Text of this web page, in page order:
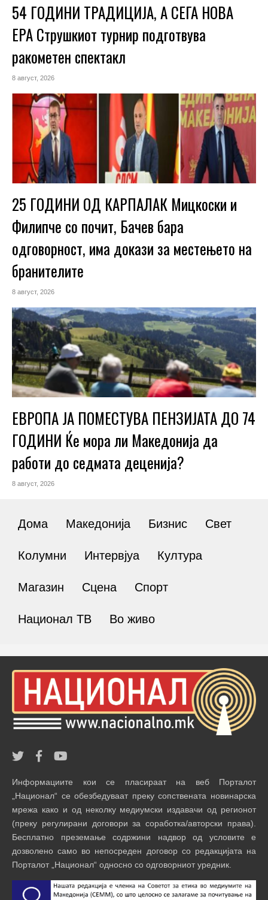
54 ГОДИНИ ТРАДИЦИЈА, А СЕГА НОВА
ЕРА Струшкиот турнир подготвува
ракометен спектакл
8 август, 2026
25 ГОДИНИ ОД КАРПАЛАК Мицкоски и
Филипче со почит, Бачев бара
одговорност, има докази за местењето на
бранителите
8 август, 2026
ЕВРОПА ЈА ПОМЕСТУВА ПЕНЗИЈАТА ДО 74
ГОДИНИ Ќе мора ли Македонија да
работи до седмата деценија?
8 август, 2026
Дома Македонија Бизнис Свет
Колумни Интервјуа Култура
Магазин Сцена Спорт
Национал ТВ Во живо
Информациите кои се пласираат на веб Порталот
„Национал“ се обезбедуваат преку сопствената новинарска
мрежа како и од неколку медиумски издавачи од регионот
(преку регулирани договори за соработка/авторски права).
Бесплатно преземање содржини надвор од условите е
дозволено само во непосреден договор со редакцијата на
Порталот „Национал“ односно со одговорниот уредник.